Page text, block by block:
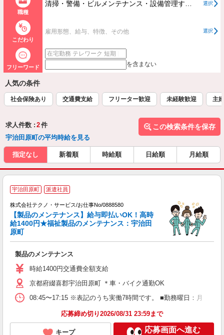
職種
選択
こだわり
雇用形態、給与、特徴、その他 選択
フリーワード を含まない
人気の条件
社会保険あり 交通費支給 フリーター歓迎 未経験歓迎 主
求人件数 : 2件
宇治田原町の平均時給を見る
この検索条件を保存
指定なし 新着順 時給順 日給順 月給順
宇治田原町 派遣社員
株式会社テクノ・サービス/お仕事No/0888580
【製品のメンテナンス】給与即払いOK！高時
給1400円★福祉製品のメンテナンス：宇治田
原町
製品のメンテナンス
時給1400円交通費全額支給
京都府綴喜郡宇治田原町 ＊車・バイク通勤OK
08:45〜17:15 ※表記のうち実働7時間です。 ■勤務曜日：月
応募締め切り2026/08/31 23:59まで
キープ 応募画面へ進む